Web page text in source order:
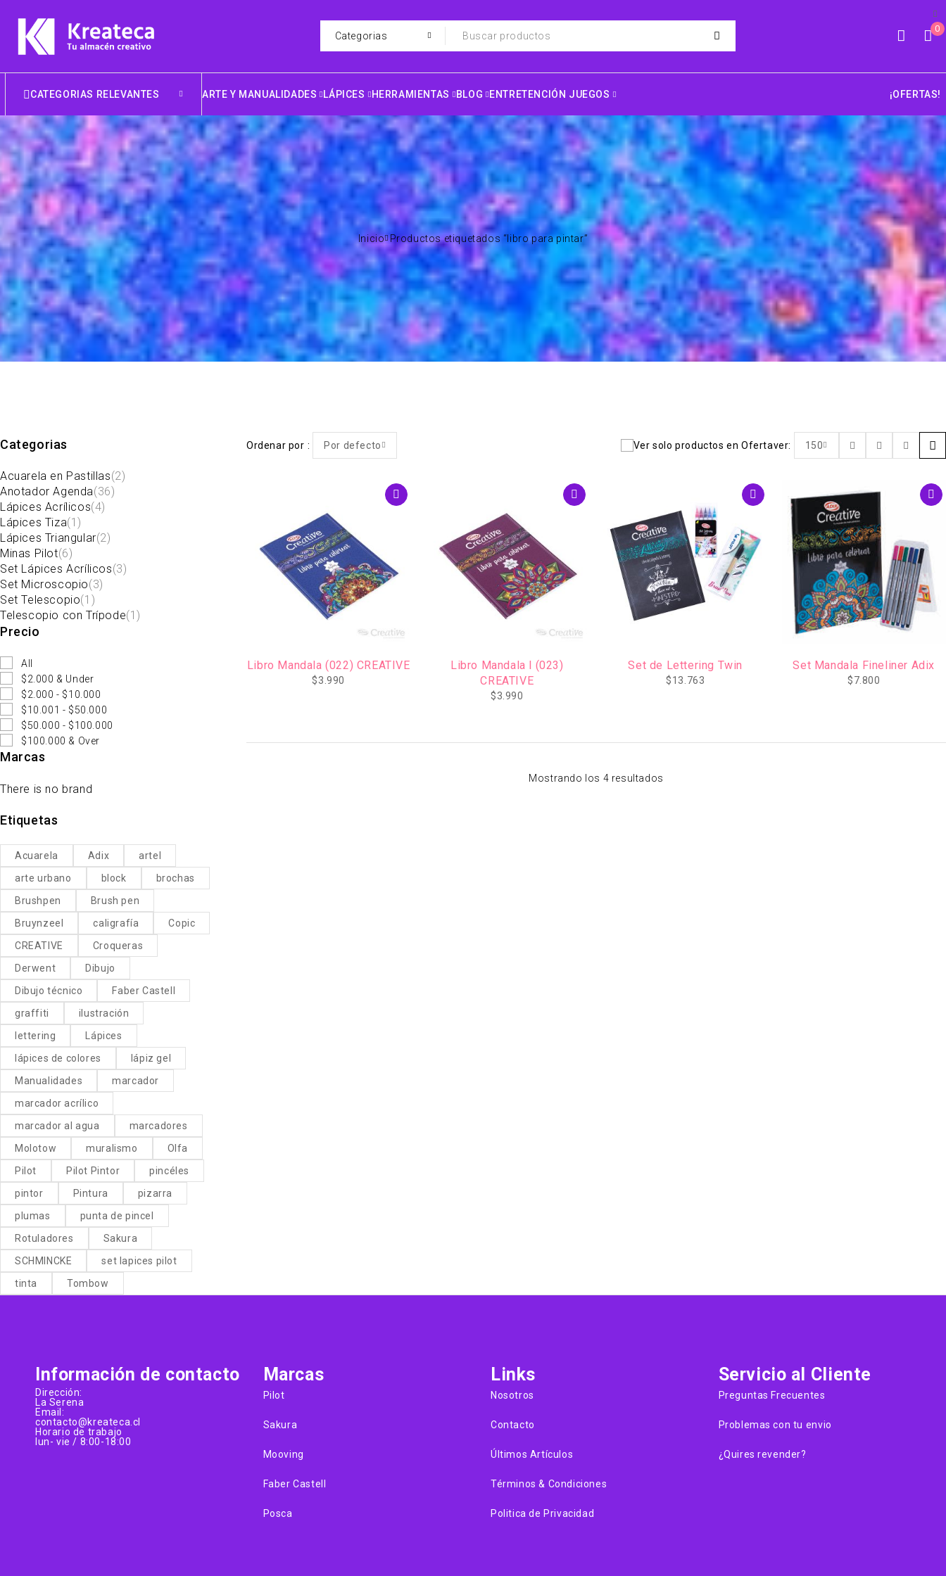
0
CATEGORIAS RELEVANTES ARTE Y MANUALIDADES LÁPICES HERRAMIENTAS BLOG ENTRETENCIÓN JUEGOS ¡OFERTAS!
Inicio Productos etiquetados “libro para pintar”
Categorias
Acuarela en Pastillas(2)
Anotador Agenda(36)
Lápices Acrílicos(4)
Lápices Tiza(1)
Lápices Triangular(2)
Minas Pilot(6)
Set Lápices Acrílicos(3)
Set Microscopio(3)
Set Telescopio(1)
Telescopio con Trípode(1)
Precio
All
$2.000 & Under
$2.000 - $10.000
$10.001 - $50.000
$50.000 - $100.000
$100.000 & Over
Marcas
There is no brand
Etiquetas
Acuarela Adix
artel
arte urbano
block
brochas
Brushpen
Brush pen
Bruynzeel
caligrafía
Copic
CREATIVE
Croqueras
Derwent
Dibujo
Dibujo técnico
Faber Castell
graffiti
ilustración
lettering
Lápices
lápices de colores
lápiz gel
Manualidades
marcador
marcador acrílico
marcador al agua
marcadores
Molotow
muralismo
Olfa
Pilot
Pilot Pintor
pincéles
pintor
Pintura
pizarra
plumas
punta de pincel
Rotuladores
Sakura
SCHMINCKE
set lapices pilot
tinta
Tombow
Ordenar por Por defecto Ver solo productos en Ofertaver: 150
Libro Mandala (022) CREATIVE
$3.990
Libro Mandala l (023)
CREATIVE
$3.990
Set de Lettering Twin
$13.763
Set Mandala Fineliner Adix
$7.800
Mostrando los 4 resultados
Información de contacto
Dirección:
La Serena
Email:
contacto@kreateca.cl
Horario de trabajo
lun- vie / 8:00-18:00
Marcas
Pilot
Sakura
Mooving
Faber Castell
Posca
Links
Nosotros
Contacto
Últimos Artículos
Términos & Condiciones
Politica de Privacidad
Servicio al Cliente
Preguntas Frecuentes
Problemas con tu envio
¿Quires revender?